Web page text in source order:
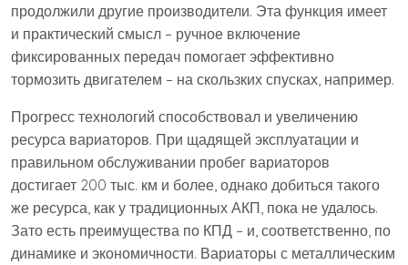
продолжили другие производители. Эта функция имеет
и практический смысл – ручное включение
фиксированных передач помогает эффективно
тормозить двигателем – на скользких спусках, например.
Прогресс технологий способствовал и увеличению
ресурса вариаторов. При щадящей эксплуатации и
правильном обслуживании пробег вариаторов
достигает 200 тыс. км и более, однако добиться такого
же ресурса, как у традиционных АКП, пока не удалось.
Зато есть преимущества по КПД – и, соответственно, по
динамике и экономичности. Вариаторы с металлическим